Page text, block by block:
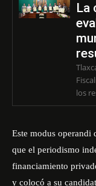
La
los
Este modus operandi
que el periodismo
financiamiento
y colocó a su